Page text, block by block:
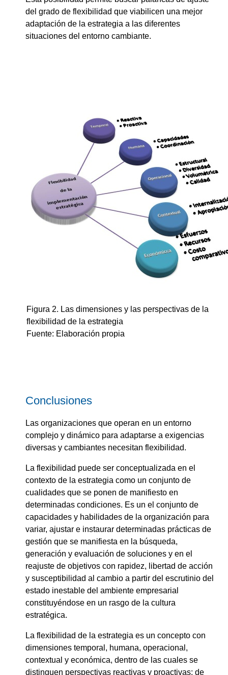
del grado de flexibilidad que viabilicen una mejor
adaptación de la estrategia a las diferentes
situaciones del entorno cambiante.
Figura 2. Las dimensiones y las perspectivas de la
flexibilidad de la estrategia
Fuente: Elaboración propia
Conclusiones
Las organizaciones que operan en un entorno
complejo y dinámico para adaptarse a exigencias
diversas y cambiantes necesitan flexibilidad.
La flexibilidad puede ser conceptualizada en el
contexto de la estrategia como un conjunto de
cualidades que se ponen de manifiesto en
determinadas condiciones. Es un el conjunto de
capacidades y habilidades de la organización para
variar, ajustar e instaurar determinadas prácticas de
gestión que se manifiesta en la búsqueda,
generación y evaluación de soluciones y en el
reajuste de objetivos con rapidez, libertad de acción
y susceptibilidad al cambio a partir del escrutinio del
estado inestable del ambiente empresarial
constituyéndose en un rasgo de la cultura
estratégica.
La flexibilidad de la estrategia es un concepto con
dimensiones temporal, humana, operacional,
contextual y económica, dentro de las cuales se
distinguen perspectivas reactivas y proactivas; de